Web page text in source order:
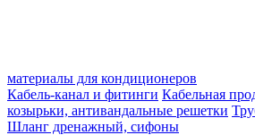
материалы для кондиционеров
Кабель-канал и фитинги Кабельная
козырьки, антивандальные решетки
Шланг дренажный, сифоны